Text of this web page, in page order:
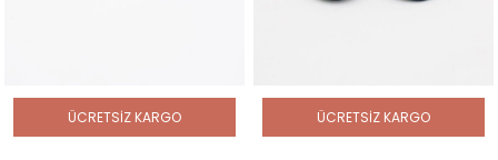
ÜCRETSIZ KARGO ÜCRETSIZ KARGO